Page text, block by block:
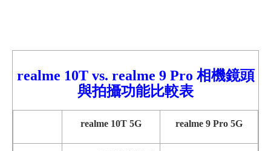
realme 10T vs. realme 9Pro 相機鏡頭
與拍攝功能比較表
realme 10T 5G realme 9 Pro 5G